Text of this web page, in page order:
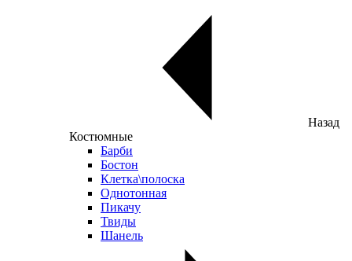
Назад
Костюмные
Барби
Бостон
Клетка\полоска
Однотонная
Пикачу
Твиды
Шанель